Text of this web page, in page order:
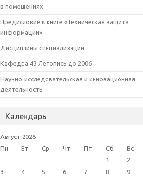
в помещениях
Предисловие к книге «Техническая защита
информации»
Дисциплины специализации
Кафедра 43 Летопись до 2006
Научно-исследовательская и инновационная
деятельность
Календарь
Август 2026
Пн
Вт Ср Чт Пт Сб Вс
1
2
3
4 5 6 7 8
9